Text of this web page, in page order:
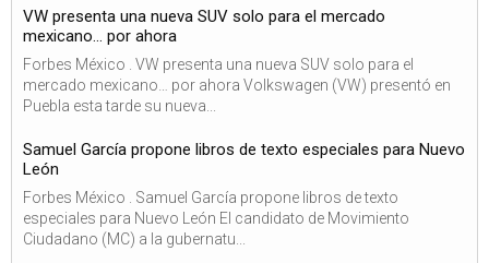
VW presenta una nueva SUV solo para el mercado
mexicano… por ahora
Forbes México . VW presenta una nueva SUV solo para el
mercado mexicano… por ahora Volkswagen (VW) presentó en
Puebla esta tarde su nueva...
Samuel García propone libros de texto especiales para Nuevo
León
Forbes México . Samuel García propone libros de texto
especiales para Nuevo León El candidato de Movimiento
Ciudadano (MC) a la gubernatu...